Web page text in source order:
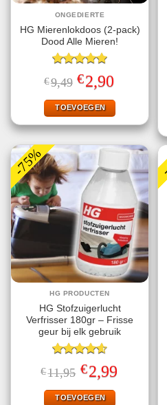
ONGEDIERTE
HG Mierenlokdoos (2-pack)
Dood Alle Mieren!
Gewaardeerd
5.00uit 5
€9,49 Oorspronkelijke
prijs
was:
€9,49.
€2,90
is:
€2,90.
TOEVOEGEN
-75%
HG PRODUCTEN
HG Stofzuigerlucht
Verfrisser 180gr – Frisse
geur bij elk gebruik
Gewaardeerd
4.57uit 5
€11,95 Oorspronkelijke
prijs
was:
€11,95.
€2,99Huidige
prijs
TOEVOEGEN